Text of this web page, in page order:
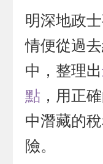
明深地政
情便從過
中，整理出
點 ，用正
中潛藏的
險。